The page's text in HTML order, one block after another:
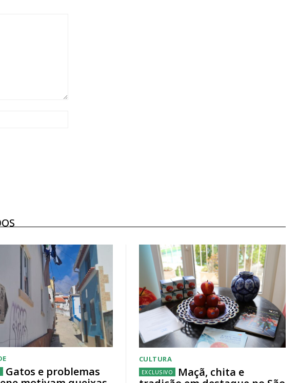
Gatos e problemas
CULTURA
Maçã, chita e